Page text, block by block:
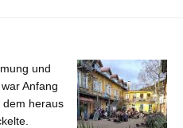
und
Anfang
dem heraus